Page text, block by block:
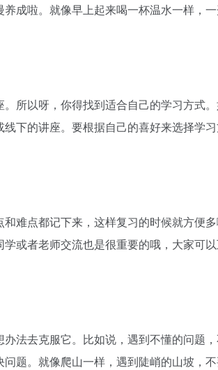
成啦。就像早上起来喝一杯温水一样，
所以呀，你得找到适合自己的学习方式
下的讲座。要根据自己的喜好来选择学
难点都记下来，这样复习的时候就方便
或者老师交流也是很重要的哦，大家可以
法去克服它。比如说，遇到不懂的问题，
题。就像爬山一样，遇到陡峭的山坡，